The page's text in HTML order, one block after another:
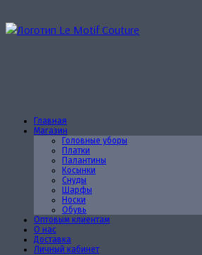
к
Главная
Магазин
Головные уборы
Платки
Палантины
Косынки
Снуды
Шарфы
Носки
Обувь
Оптовым клиентам
О нас
Доставка
Личный кабинет